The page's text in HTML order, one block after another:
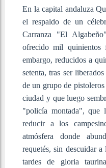
En la capital andaluza
el respaldo de un
Carranza "El
ofrecido mil quinientos
embargo, reducidos a
setenta, tras ser
de un grupo de
ciudad y que luego
"policía montada", que
reducir a los
atmósfera donde
requetés, sin descuidar
tardes de gloria